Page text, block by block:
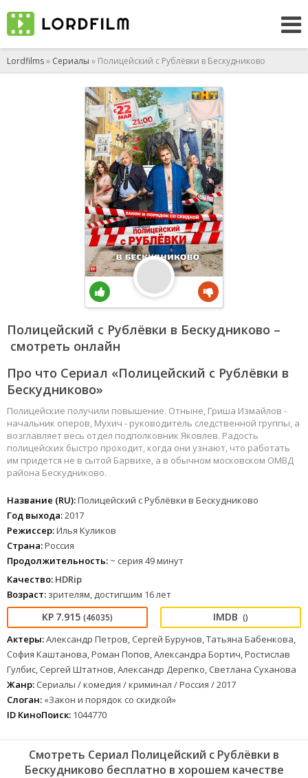
Lordfilms» Сериалы » Полицейский с Рублёвки в Бескудниково
Полицейский с Рублёвки в Бескудниково –
смотреть онлайн
Про что Сериал «Полицейский с Рублёвки в
Бескудниково»
Полицейские получили повышение. Отныне, Гриша Измайлов -
начальник оперов, Мухич - руководитель следственной группы, а
возглавляет весь отдел подполковник Яковлев. Радость
полицейских быстро проходит, когда они узнают, что работать
им придется не в сытой Барвихе, а в обычном московском ОМВД
района Бескудниково.
Название (RU):Полицейский с Рублёвки в Бескудниково
Год выхода:2017
Режиссер:Илья Куликов
Страна:Россия
Продолжительность: ~ серия 49 минут
Качество: HDRip
Возраст: зрителям, достигшим 16 лет
7.915 (46035) ()
Актеры:Александр Петров, Сергей Бурунов, Татьяна Бабенкова,
София Каштанова, Роман Попов, Александра Бортич, Ростислав
Гулбис, Сергей Штатнов, Александр Дерепко, Светлана Суханова
Жанр: Сериалы / комедия / криминал / Россия / 2017
Слоган: «Закон и порядок со скидкой»
ID КиноПоиск: 1044770
Смотреть Сериал Полицейский с Рублёвки в
Бескудниково бесплатно в хорошем качестве